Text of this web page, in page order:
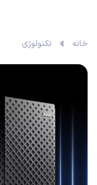
خانه تکنولوژی